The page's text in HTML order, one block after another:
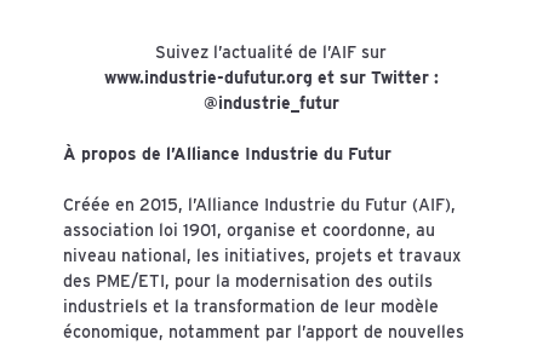
Suivez l’actualité de l’AIF sur
www.industrie-dufutur.org et sur Twitter :
@industrie_futur
À propos de l’Alliance Industrie du Futur
Créée en 2015, l’Alliance Industrie du Futur (AIF),
association loi 1901, organise et coordonne, au
niveau national, les initiatives, projets et travaux
des PME/ETI, pour la modernisation des outils
industriels et la transformation de leur modèle
économique, notamment par l’apport de nouvelles